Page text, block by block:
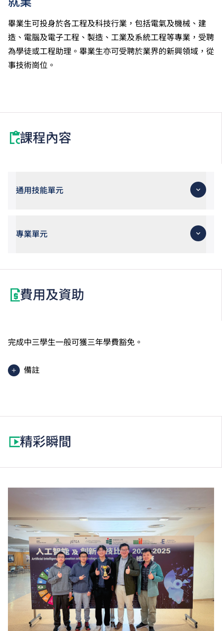
畢業生可投身於各工程及科技行業，包括電氣及機械、建
造、電腦及電子工程、製造、工業及系統工程等專業，受聘
為學徒或工程助理。畢業生亦可受聘於業界的新興領域，從
事技術崗位。
課程內容
通用技能單元
專業單元
費用及資助
完成中三學生一般可獲三年學費豁免。
備註
精彩瞬間